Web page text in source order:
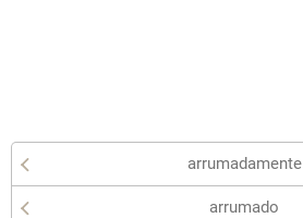
arrumadamente
arrumado